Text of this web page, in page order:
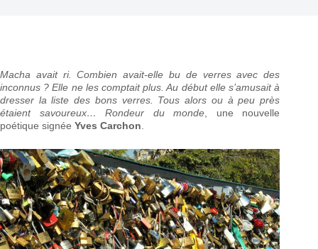
Macha avait ri. Combien avait-elle bu de verres avec des
inconnus ? Elle ne les comptait plus. Au début elle s’amusait à
dresser la liste des bons verres. Tous alors ou à peu près
étaient savoureux… Rondeur du monde , une nouvelle
poétique signée Yves Carchon